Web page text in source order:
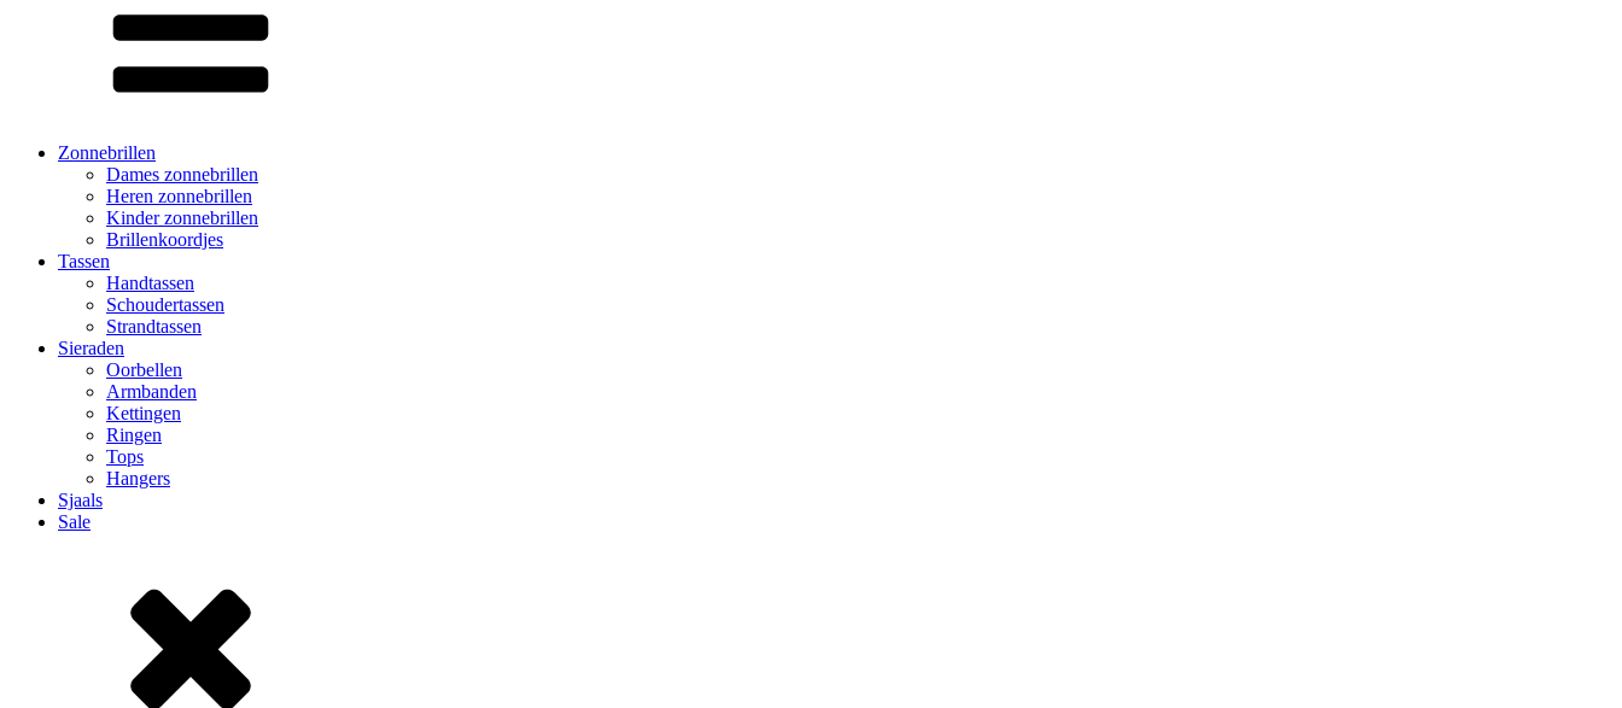
Zonnebrillen
Dames zonnebrillen
Heren zonnebrillen
Kinder zonnebrillen
Brillenkoordjes
Tassen
Handtassen
Schoudertassen
Strandtassen
Sieraden
Oorbellen
Armbanden
Kettingen
Ringen
Tops
Hangers
Sjaals
Sale